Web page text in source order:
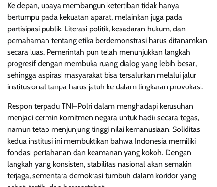
Ke depan, upaya membangun ketertiban tidak hanya
bertumpu pada kekuatan aparat, melainkan juga pada
partisipasi publik. Literasi politik, kesadaran hukum, dan
pemahaman tentang etika berdemonstrasi harus ditanamkan
secara luas. Pemerintah pun telah menunjukkan langkah
progresif dengan membuka ruang dialog yang lebih besar,
sehingga aspirasi masyarakat bisa tersalurkan melalui jalur
institusional tanpa harus jatuh ke dalam lingkaran provokasi.
Respon terpadu TNI–Polri dalam menghadapi kerusuhan
menjadi cermin komitmen negara untuk hadir secara tegas,
namun tetap menjunjung tinggi nilai kemanusiaan. Soliditas
kedua institusi ini membuktikan bahwa Indonesia memiliki
fondasi pertahanan dan keamanan yang kokoh. Dengan
langkah yang konsisten, stabilitas nasional akan semakin
terjaga, sementara demokrasi tumbuh dalam koridor yang